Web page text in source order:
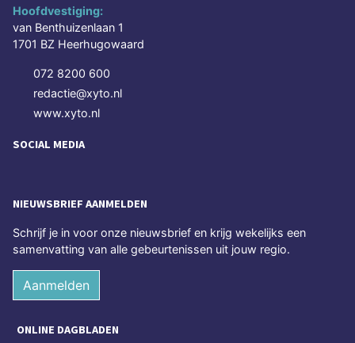
Hoofdvestiging:
van Benthuizenlaan 1
1701 BZ Heerhugowaard
072 8200 600
redactie@xyto.nl
www.xyto.nl
SOCIAL MEDIA
NIEUWSBRIEF AANMELDEN
Schrijf je in voor onze nieuwsbrief en krijg wekelijks een
samenvatting van alle gebeurtenissen uit jouw regio.
Aanmelden
ONLINE DAGBLADEN